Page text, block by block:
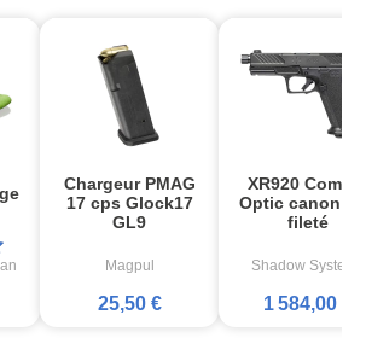
Chargeur PMAG
17 cps Glock17
GL9
Magpul
25,50 €
XR920
Optic canon
fileté
Shadow Systems
1 584,00 €